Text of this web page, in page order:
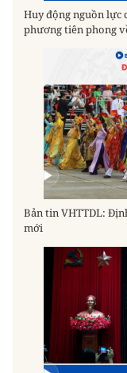
Huy động nguồn lực
phương tiên phong
Bản tin VHTTDL:
mới